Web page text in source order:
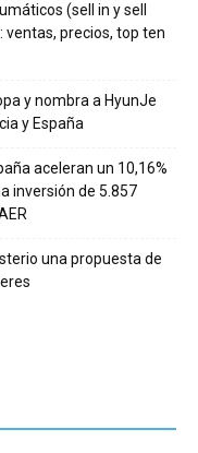
(sell in y sell
ventas, precios, top ten
y nombra a HyunJe
y España
aceleran un 10,16%
inversión de 5.857
una propuesta de